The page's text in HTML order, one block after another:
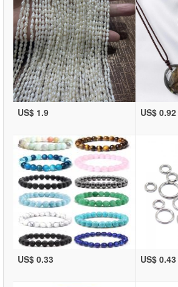
US$ 1.9 US$ 0.92
US$ 0.33 US$ 0.43